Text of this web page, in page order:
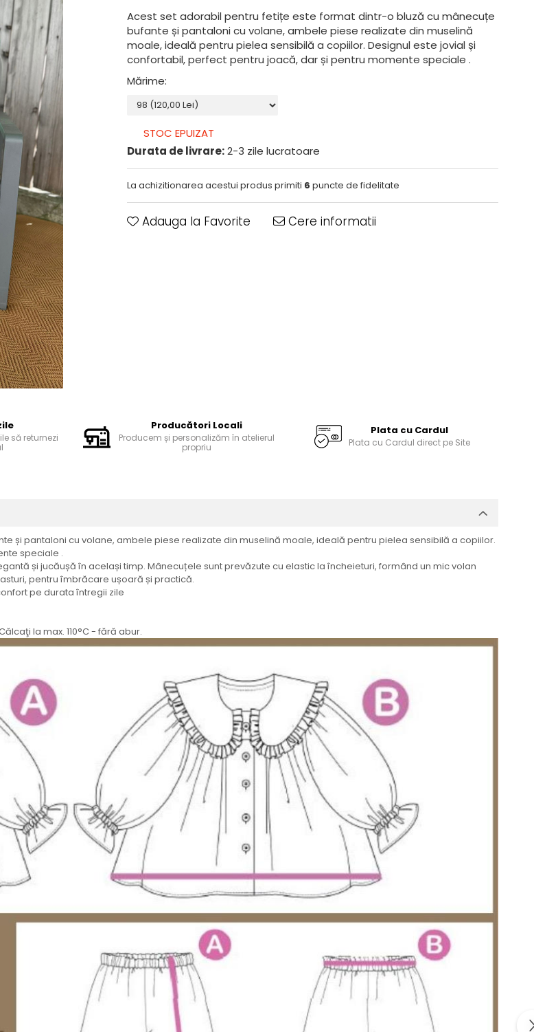
Acest set adorabil pentru fetițe este format dintr-o bluză cu mânecuțe
bufante și pantaloni cu volane, ambele piese realizate din muselină
moale, ideală pentru pielea sensibilă a copiilor. Designul este jovial și
confortabil, perfect pentru joacă, dar și pentru momente speciale .
Mărime:
STOC EPUIZAT
Durata de livrare:2-3 zile lucratoare
La achizitionarea acestui produs primiti 6 puncte de fidelitate
Adauga la Favorite Cere informatii
să returnezi
Producători Locali
Producem și personalizăm în atelierul
propriu
Plata cu Cardul
Plata cu Cardul direct pe Site
și pantaloni cu volane, ambele piese realizate din muselină moale, ideală pentru pielea sensibilă a copiilor.
speciale .
și jucăușă în același timp. Mânecuțele sunt prevăzute cu elastic la încheieturi, formând un mic volan
pentru îmbrăcare ușoară și practică.
pe durata întregii zile
la max. 110°C - fără abur.